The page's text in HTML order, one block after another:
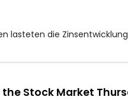
lasteten die
Stock Market